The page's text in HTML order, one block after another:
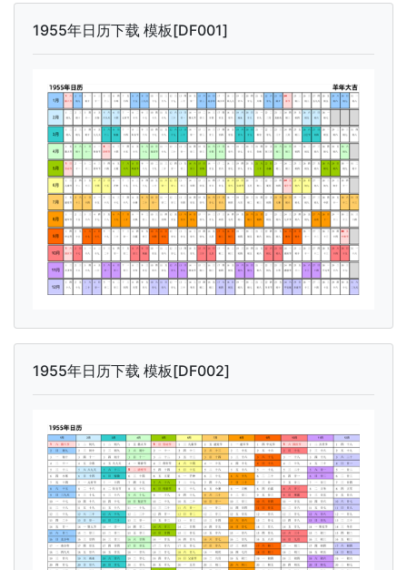
1955年日历下载 模板[DF001]
1955年日历下载 模板[DF002]